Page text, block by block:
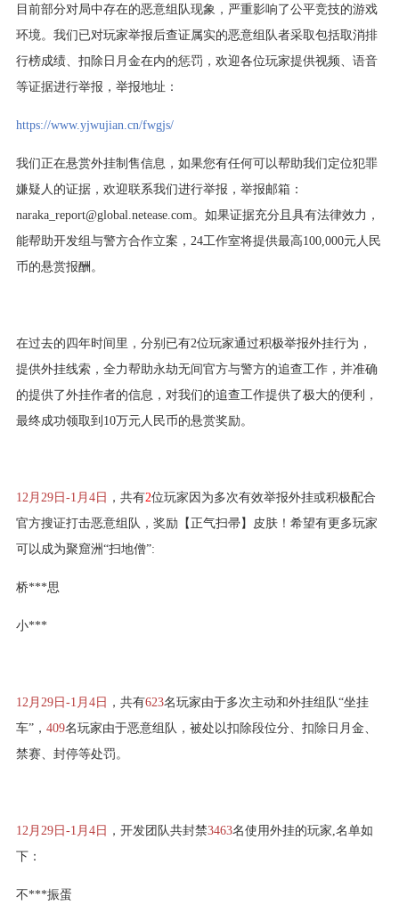
目前部分对局中存在的恶意组队现象，严重影响了公平竞技的游戏
环境。我们已对玩家举报后查证属实的恶意组队者采取包括取消排
行榜成绩、扣除日月金在内的惩罚，欢迎各位玩家提供视频、语音
等证据进行举报，举报地址：
https://www.yjwujian.cn/fwgjs/
我们正在悬赏外挂制售信息，如果您有任何可以帮助我们定位犯罪
嫌疑人的证据，欢迎联系我们进行举报，举报邮箱：
naraka_report@global.netease.com。如果证据充分且具有法律效力，
能帮助开发组与警方合作立案，24工作室将提供最高100,000元人民
币的悬赏报酬。
在过去的四年时间里，分别已有2位玩家通过积极举报外挂行为，
提供外挂线索，全力帮助永劫无间官方与警方的追查工作，并准确
的提供了外挂作者的信息，对我们的追查工作提供了极大的便利，
最终成功领取到10万元人民币的悬赏奖励。
12月29日-1月4日 ，共有2位玩家因为多次有效举报外挂或积极配合
官方搜证打击恶意组队，奖励【正气扫帚】皮肤！希望有更多玩家
可以成为聚窟洲“扫地僧”:
桥***思
小***
12月29日-1月4日 ，共有623名玩家由于多次主动和外挂组队“坐挂
车”， 409名玩家由于恶意组队，被处以扣除段位分、扣除日月金、
禁赛、封停等处罚。
12月29日-1月4日 ，开发团队共封禁3463名使用外挂的玩家,名单如
下：
不***振蛋